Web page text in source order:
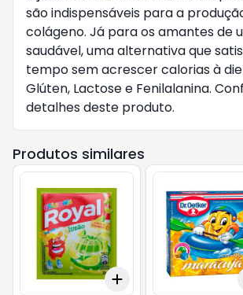
são indispensáveis para a
colágeno. Já para os amantes de
saudável, uma alternativa que
tempo sem acrescer calorias à
Glúten, Lactose e Fenilalanina.
detalhes deste produto.
Produtos similares
5 +10
Add